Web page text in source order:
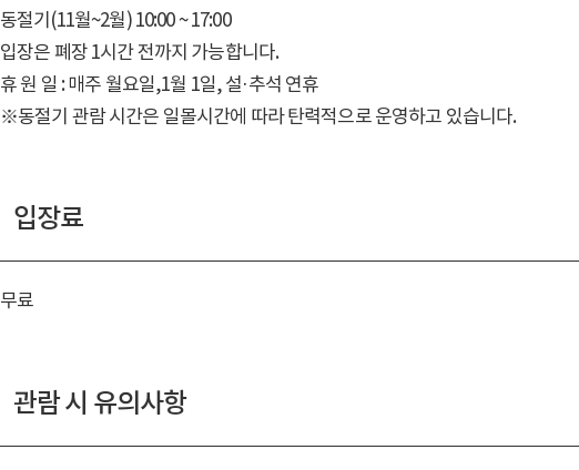
동절기(11월~2월) 10:00 ~ 17:00
입장은 폐장 1시간 전까지 가능합니다.
휴 원 일 : 매주 월요일,1월 1일, 설·추석 연휴
동절기 관람 시간은 일몰시간에 따라 탄력적으로 운영하고 있습니다.
입장료
무료
관람 시 유의사항